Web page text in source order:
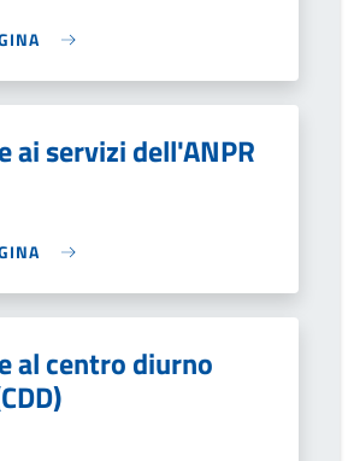
ai servizi dell'ANPR
al centro diurno